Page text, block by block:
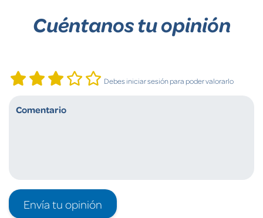
Cuéntanos tu opinión
Debes iniciar sesión para poder valorarlo
Envía tu opinión